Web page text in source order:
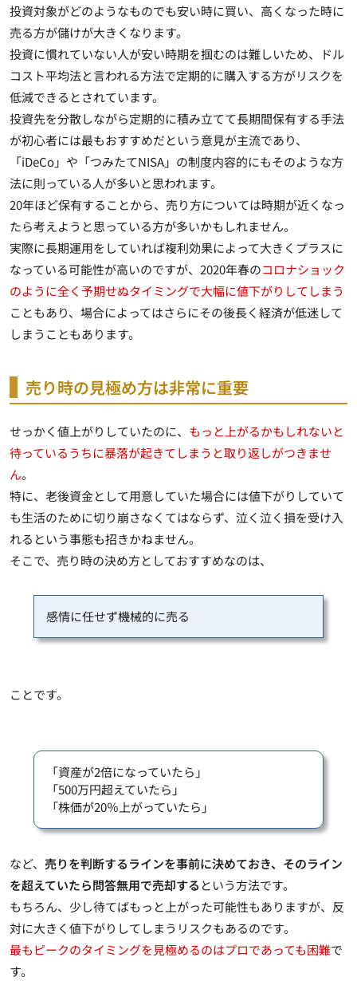
投資対象がどのようなものでも安い時に買い、高くなった時に
売る方が儲けが大きくなります。
投資に慣れていない人が安い時期を掴むのは難しいため、ドル
コスト平均法と言われる方法で定期的に購入する方がリスクを
低減できるとされています。
投資先を分散しながら定期的に積み立てて長期間保有する手法
が初心者には最もおすすめだという意見が主流であり、
「iDeCo」や「つみたてNISA」の制度内容的にもそのような方
法に則っている人が多いと思われます。
20年ほど保有することから、売り方については時期が近くなっ
たら考えようと思っている方が多いかもしれません。
実際に長期運用をしていれば複利効果によって大きくプラスに
なっている可能性が高いのですが、2020年春のコロナショック
のように全く予期せぬタイミングで大幅に値下がりしてしまう
こともあり、場合によってはさらにその後長く経済が低迷して
しまうこともあります。
売り時の見極め方は非常に重要
せっかく値上がりしていたのに、 もっと上がるかもしれないと
待っているうちに暴落が起きてしまうと取り返しがつきませ
ん。
特に、老後資金として用意していた場合には値下がりしていて
も生活のために切り崩さなくてはならず、泣く泣く損を受け入
れるという事態も招きかねません。
そこで、売り時の決め方としておすすめなのは、
感情に任せず機械的に売る
ことです。
「資産が2倍になっていたら」
「500万円超えていたら」
「株価が20％上がっていたら」
など、 売りを判断するラインを事前に決めておき、そのライン
を超えていたら問答無用で売却する という方法です。
もちろん、少し待てばもっと上がった可能性もありますが、反
対に大きく値下がりしてしまうリスクもあるのです。
最もピークのタイミングを見極めるのはプロであっても困難で
す。